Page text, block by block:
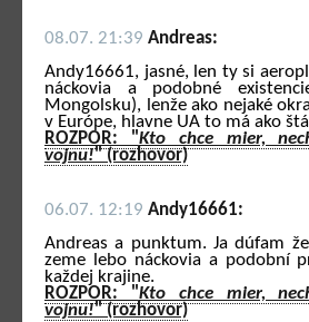
08.07. 21:39 Andreas:
Andy16661, jasné, len ty si
náckovia a podobné
Mongolsku), lenže ako nejaké
v Európe, hlavne UA to má ako
ROZPOR: "Kto chce mier,
vojnu!" (rozhovor)
06.07. 12:19 Andy16661:
Andreas a punktum. Ja dúfam
zeme lebo náckovia a podobní
každej krajine.
ROZPOR: "Kto chce mier,
vojnu!" (rozhovor)